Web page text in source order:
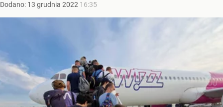
Dodano: 13 grudnia 2022 16:35